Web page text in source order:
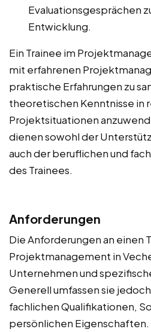
Evaluationsgesprächen
Entwicklung.
Ein Trainee im
mit erfahrenen
praktische Erfahrungen zu
theoretischen Kenntnisse in
Projektsituationen
dienen sowohl der
auch der beruflichen und
des Trainees.
Anforderungen
Die Anforderungen an einen
Projektmanagement in
Unternehmen und
Generell umfassen sie
fachlichen Qualifikationen,
persönlichen Eigenschaften.